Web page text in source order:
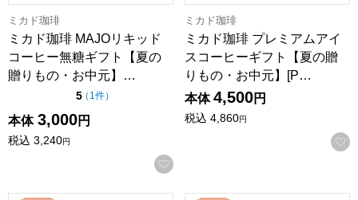
ミカド珈琲
ミカド珈琲 MAJOリキッド
コーヒー無糖ギフト【夏の
贈りもの・お中元】…
5点（5点満点中）
（ 1件の評価
）
本体 3,000円
税込 3,240円
お気に入りに登録する
ミカド珈琲
ミカド珈琲 プレミアムアイ
スコーヒーギフト【夏の贈
りもの・お中元】[P…
本体 4,500円
税込 4,860円